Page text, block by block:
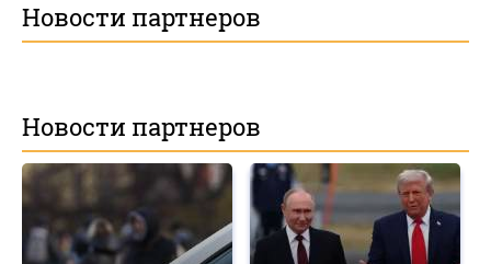
Новости партнеров
Новости партнеров